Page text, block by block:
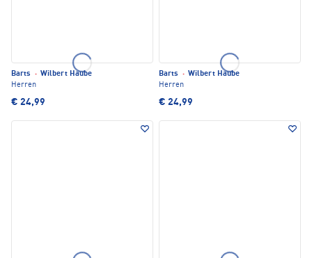
Barts · Wilbert Haube
Herren
€ 24,99
Barts · Wilbert Haube
Herren
€ 24,99